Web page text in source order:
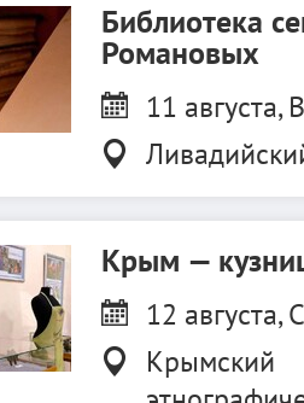
Библиотека
Романовых
11 августа,
Крым —
12 августа,
Крымский